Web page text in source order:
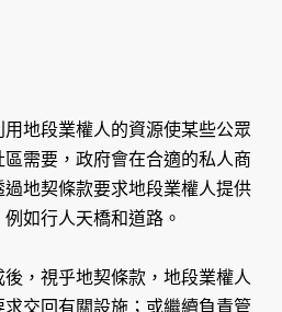
地段業權人的資源使某些公眾
需要，政府會在合適的私人商
地契條款要求地段業權人提供
如行人天橋和道路。
，視乎地契條款，地段業權人
交回有關設施；或繼續負責管